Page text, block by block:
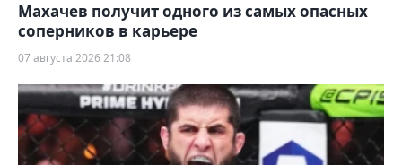
Махачев получит одного из самых опасных
соперников в карьере
07 августа 2026 21:08